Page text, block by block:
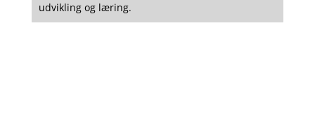
udvikling og læring.